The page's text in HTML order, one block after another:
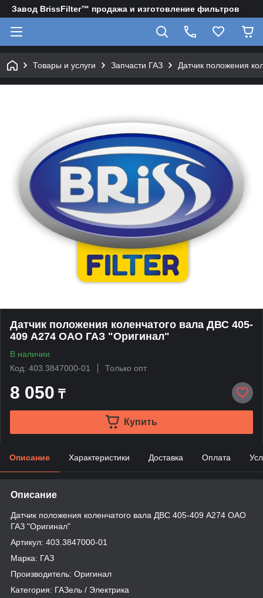
Завод BrissFilter™ продажа и изготовление фильтров
Товары и услуги Запчасти ГАЗ Датчик положения
Датчик положения коленчатого вала ДВС 405-
409 А274 ОАО ГАЗ "Оригинал"
В наличии
Код: 403.3847000-01
Только опт
8 050 ₸
Купить
Описание Характеристики Доставка Оплата
Описание
Датчик положения коленчатого вала ДВС 405-409 А274 ОАО
ГАЗ "Оригинал"
Артикул: 403.3847000-01
Марка: ГАЗ
Производитель: Оригинал
Категория: ГАЗель / Электрика